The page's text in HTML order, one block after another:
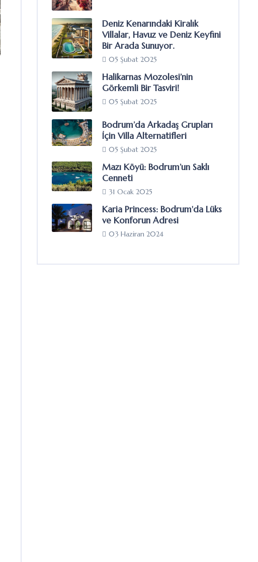
Deniz Kenarındaki Kiralık
Villalar, Havuz ve Deniz Keyfini
Bir Arada Sunuyor.
05 Şubat 2025
Halikarnas Mozolesi’nin
Görkemli Bir Tasviri!
05 Şubat 2025
Bodrum’da Arkadaş Grupları
İçin Villa Alternatifleri
05 Şubat 2025
Mazı Köyü: Bodrum’un Saklı
Cenneti
31 Ocak 2025
Karia Princess: Bodrum'da Lüks
ve Konforun Adresi
03 Haziran 2024